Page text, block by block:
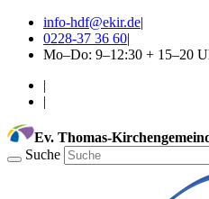
info-hdf@ekir.de|
0228-37 36 60|
Mo–Do: 9–12:30 + 15–20
|
|
Ev. Thomas-
Suche